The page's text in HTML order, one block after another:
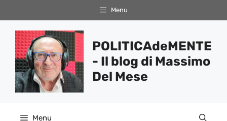
al
contenuto
Menu
POLITICAdeMENTE
- Il blog di Massimo
Del Mese
Menu